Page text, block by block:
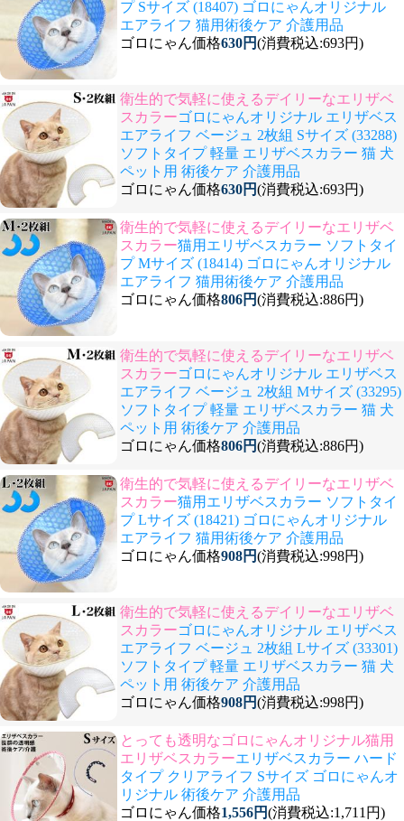
プ Sサイズ (18407) ゴロにゃんオリジナル
エアライフ 猫用術後ケア 介護用品
ゴロにゃん価格630円(消費税込:693円)
衛生的で気軽に使えるデイリーなエリザベ
スカラーゴロにゃんオリジナル エリザベス
エアライフ ベージュ 2枚組 Sサイズ (33288)
ソフトタイプ 軽量 エリザベスカラー 猫 犬
ペット用 術後ケア 介護用品
ゴロにゃん価格630円(消費税込:693円)
衛生的で気軽に使えるデイリーなエリザベ
スカラー猫用エリザベスカラー ソフトタイ
プ Mサイズ (18414) ゴロにゃんオリジナル
エアライフ 猫用術後ケア 介護用品
ゴロにゃん価格806円(消費税込:886円)
衛生的で気軽に使えるデイリーなエリザベ
スカラーゴロにゃんオリジナル エリザベス
エアライフ ベージュ 2枚組 Mサイズ (33295)
ソフトタイプ 軽量 エリザベスカラー 猫 犬
ペット用 術後ケア 介護用品
ゴロにゃん価格806円(消費税込:886円)
衛生的で気軽に使えるデイリーなエリザベ
スカラー猫用エリザベスカラー ソフトタイ
プ Lサイズ (18421) ゴロにゃんオリジナル
エアライフ 猫用術後ケア 介護用品
ゴロにゃん価格908円(消費税込:998円)
衛生的で気軽に使えるデイリーなエリザベ
スカラーゴロにゃんオリジナル エリザベス
エアライフ ベージュ 2枚組 Lサイズ (33301)
ソフトタイプ 軽量 エリザベスカラー 猫 犬
ペット用 術後ケア 介護用品
ゴロにゃん価格908円(消費税込:998円)
とっても透明なゴロにゃんオリジナル猫用
エリザベスカラーエリザベスカラー ハード
タイプ クリアライフ Sサイズ ゴロにゃんオ
リジナル 術後ケア 介護用品
ゴロにゃん価格1,556円(消費税込:1,711円)